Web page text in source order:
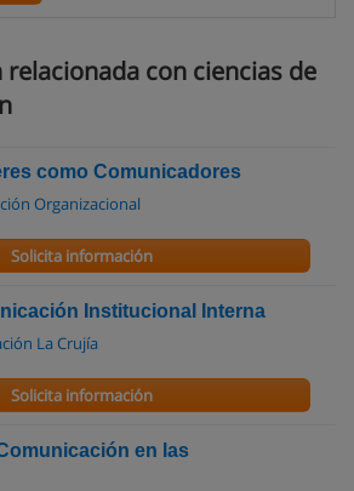
con ciencias de
como Comunicadores
Organizacional
Solicita información
Institucional Interna
La Crujía
Solicita información
en las